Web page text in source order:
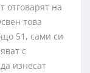
отговарят на
това
51, сами си
с
изнесат